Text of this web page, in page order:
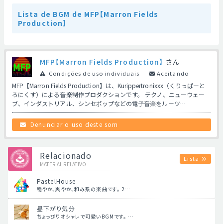
Lista de BGM de MFP【Marron Fields
Production】
MFP【Marron Fields Production】 さん
Condições de uso individuais Aceitando
MFP【Marron Fields Production】は、Kurippertronixxx（くりっぱーと
ろにくす）による音楽制作プロダクションです。 テクノ、ニューウェー
ブ、インダストリアル、シンセポップなどの電子音楽をルーツ…
Denunciar o uso deste som
Relacionado
MATERIAL RELATIVO
Lista
PastelHouse
穏やか、爽やか、和み系の楽曲です。 2…
昼下がり気分
ちょっぴりオシャレで可愛いBGMです。 …